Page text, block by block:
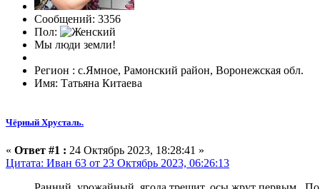
Сообщений: 3356
Пол:
Мы люди земли!
Регион : с.Ямное, Рамонский район, Воронежская обл.
Имя: Татьяна Китаева
Чёрный Хрусталь.
« Ответ #1 : 24 Октябрь 2023, 18:28:41 »
Цитата: Иван 63 от 23 Октябрь 2023, 06:26:13